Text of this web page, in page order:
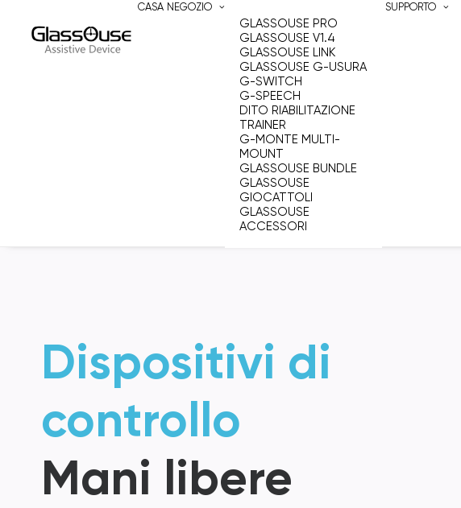
CASA NEGOZIO
GLASSOUSE PRO
GLASSOUSE V1.4
GLASSOUSE LINK
GLASSOUSE G-USURA
G-SWITCH
G-SPEECH
DITO RIABILITAZIONE
TRAINER
G-MONTE MULTI-
MOUNT
GLASSOUSE BUNDLE
GLASSOUSE
GIOCATTOLI
GLASSOUSE
ACCESSORI
SUPPORTO
Dispositivi di
controllo
Mani libere